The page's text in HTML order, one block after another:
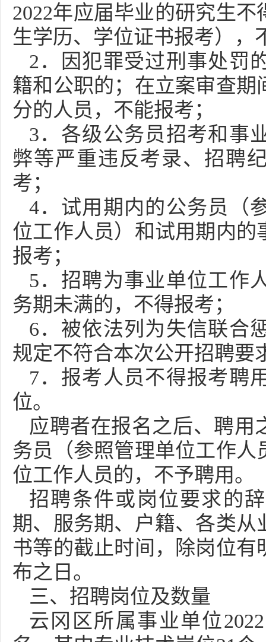
2022年应届毕业的研究生
生学历、学位证书报考），
2．因犯罪受过刑事处罚
籍和公职的；在立案审查
分的人员，不能报考；
3．各级公务员招考和事
弊等严重违反考录、招聘
考；
4．试用期内的公务员（
位工作人员）和试用期内
报考；
5．招聘为事业单位工作
务期未满的，不得报考；
6．被依法列为失信联合
规定不符合本次公开招聘要
7．报考人员不得报考聘
位。
应聘者在报名之后、聘用
务员（参照管理单位工作
位工作人员的，不予聘用。
招聘条件或岗位要求的
期、服务期、户籍、各类
书等的截止时间，除岗位
布之日。
三、招聘岗位及数量
云冈区所属事业单位